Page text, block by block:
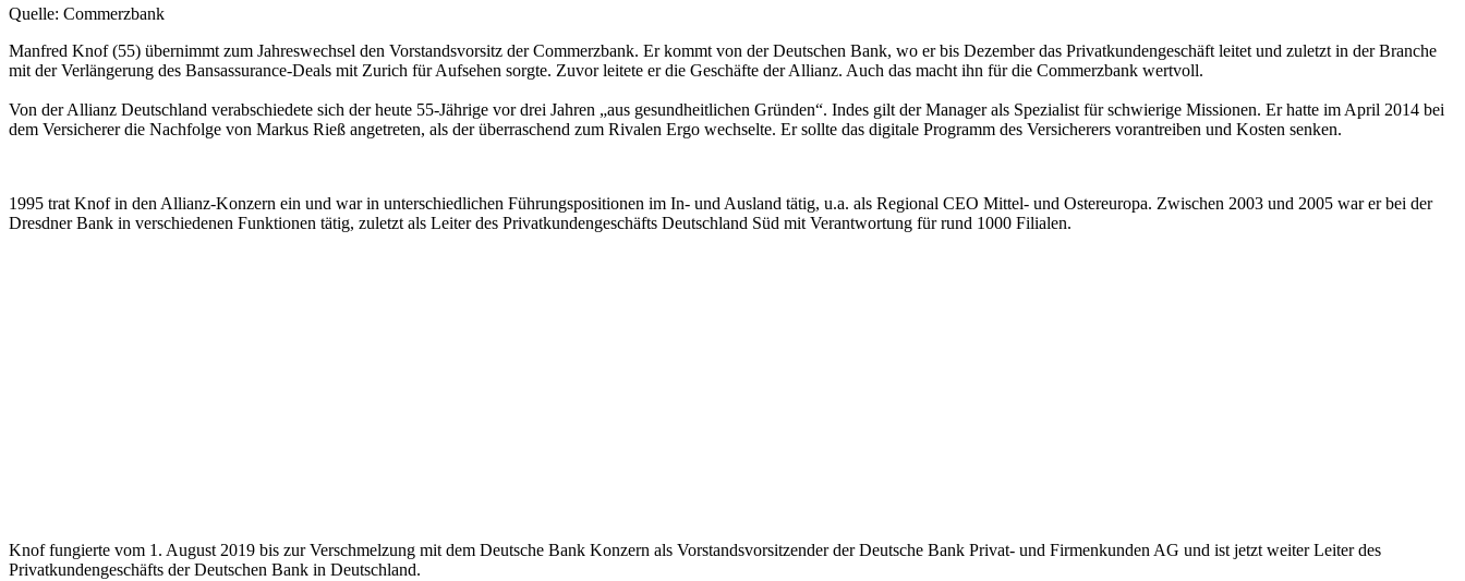
Quelle: Commerzbank
Manfred Knof (55) übernimmt zum Jahreswechsel den Vorstandsvorsitz der Commerzbank. Er kommt von der Deutschen Bank, wo er bis Dezember das Privatkundengeschäft leitet und zuletzt in der Branche
mit der Verlängerung des Bansassurance-Deals mit Zurich für Aufsehen sorgte. Zuvor leitete er die Geschäfte der Allianz. Auch das macht ihn für die Commerzbank wertvoll.
Von der Allianz Deutschland verabschiedete sich der heute 55-Jährige vor drei Jahren „aus gesundheitlichen Gründen“. Indes gilt der Manager als Spezialist für schwierige Missionen. Er hatte im April 2014 bei
dem Versicherer die Nachfolge von Markus Rieß angetreten, als der überraschend zum Rivalen Ergo wechselte. Er sollte das digitale Programm des Versicherers vorantreiben und Kosten senken.
1995 trat Knof in den Allianz-Konzern ein und war in unterschiedlichen Führungspositionen im In- und Ausland tätig, u.a. als Regional CEO Mittel- und Ostereuropa. Zwischen 2003 und 2005 war er bei der
Dresdner Bank in verschiedenen Funktionen tätig, zuletzt als Leiter des Privatkundengeschäfts Deutschland Süd mit Verantwortung für rund 1000 Filialen.
Knof fungierte vom 1. August 2019 bis zur Verschmelzung mit dem Deutsche Bank Konzern als Vorstandsvorsitzender der Deutsche Bank Privat- und Firmenkunden AG und ist jetzt weiter Leiter des
Privatkundengeschäfts der Deutschen Bank in Deutschland.